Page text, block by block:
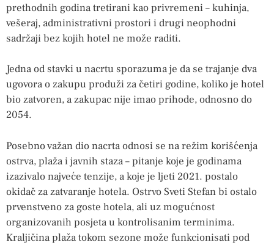
prethodnih godina tretirani kao privremeni – kuhinja,
vešeraj, administrativni prostori i drugi neophodni
sadržaji bez kojih hotel ne može raditi.
Jedna od stavki u nacrtu sporazuma je da se trajanje dva
ugovora o zakupu produži za četiri godine, koliko je hotel
bio zatvoren, a zakupac nije imao prihode, odnosno do
2054.
Posebno važan dio nacrta odnosi se na režim korišćenja
ostrva, plaža i javnih staza – pitanje koje je godinama
izazivalo najveće tenzije, a koje je ljeti 2021. postalo
okidač za zatvaranje hotela. Ostrvo Sveti Stefan bi ostalo
prvenstveno za goste hotela, ali uz mogućnost
organizovanih posjeta u kontrolisanim terminima.
Kraljičina plaža tokom sezone može funkcionisati pod